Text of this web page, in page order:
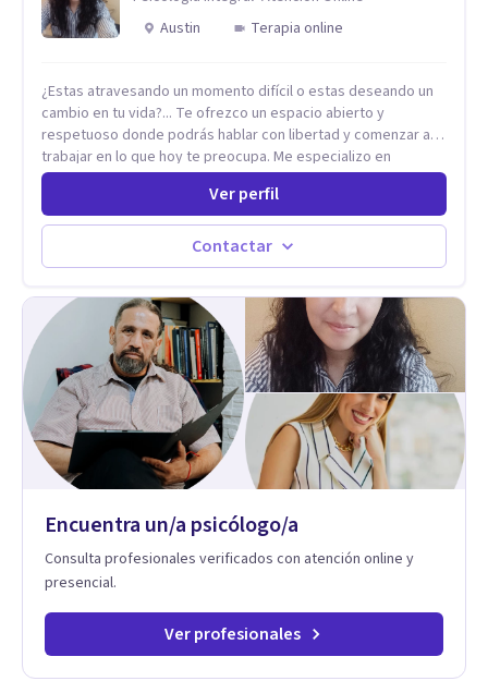
Austin
Terapia online
¿Estas atravesando un momento difícil o estas deseando un
cambio en tu vida?... Te ofrezco un espacio abierto y
respetuoso donde podrás hablar con libertad y comenzar a
trabajar en lo que hoy te preocupa. Me especializo en
Trastornos de Ansiedad y a lo largo de mi experiencia
profesional he acompañado a muchas Familias y Parejas con
distintas problemáticas como el manejo del estrés,
Autoestima, Gestión de la Ira, Depresión, Retos en la Crianza,
Codependencia, Celos, entre otros. Cuento con más de 12
trabajado en distintos contextos clínicos con niños,
Adolescentes y Adultos
Ver perfil
Contactar
Encuentra un/a psicólogo/a
Consulta profesionales verificados con atención online y
presencial.
Ver profesionales